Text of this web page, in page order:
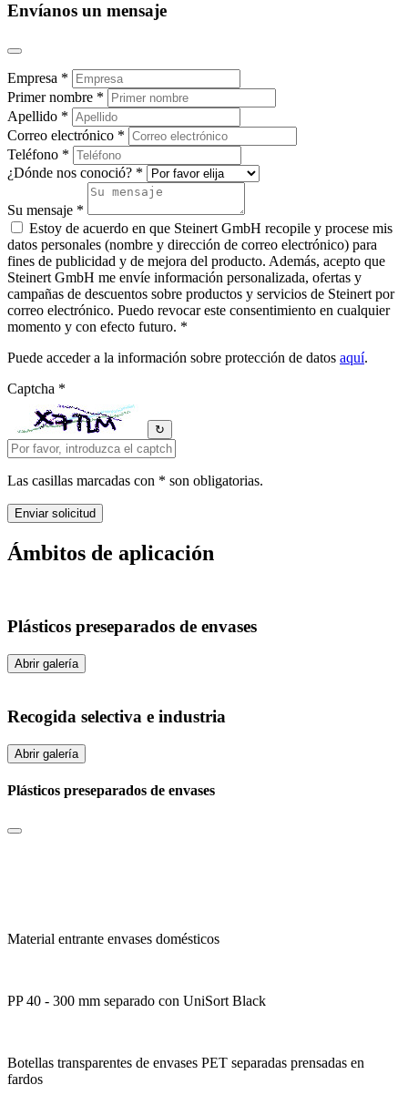
Envíanos un mensaje
Empresa *
Primer nombre *
Apellido *
Correo electrónico *
Teléfono *
¿Dónde nos conoció? *
Su mensaje *
Estoy de acuerdo en que Steinert GmbH recopile y procese mis
datos personales (nombre y dirección de correo electrónico) para
fines de publicidad y de mejora del producto. Además, acepto que
Steinert GmbH me envíe información personalizada, ofertas y
campañas de descuentos sobre productos y servicios de Steinert por
correo electrónico. Puedo revocar este consentimiento en cualquier
momento y con efecto futuro. *
Puede acceder a la información sobre protección de datos aquí.
Captcha *
↻
Las casillas marcadas con * son obligatorias.
Ámbitos de aplicación
Plásticos preseparados de envases
Abrir galería
Recogida selectiva e industria
Abrir galería
Plásticos preseparados de envases
Material entrante envases domésticos
PP 40 - 300 mm separado con UniSort Black
Botellas transparentes de envases PET separadas prensadas en
fardos